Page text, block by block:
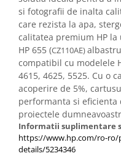
Placi de baza
Memorii RAM
SSD-uri interne
Hard disk-uri interne
Surse
Carcase
Coolere CPU
Ventilatoare
si fotografii de inalta
care rezista la apa,
calitatea premium HP
HP 655 (CZ110AE)
compatibil cu modelele
4615, 4625, 5525. Cu o
acoperire de 5%,
performanta si eficienta
proiectele
Informatii suplimentare
https://www.hp.com/ro-
details/5234346